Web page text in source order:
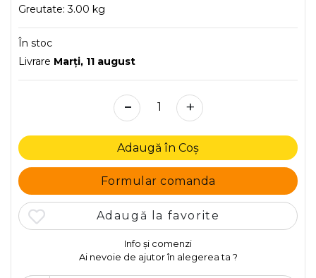
Greutate:3.00 kg
În stoc
Livrare Marţi, 11 august
- +
Adaugă în Coș
Formular comanda
Adaugă la favorite
Info și comenzi
Ai nevoie de ajutor în alegerea ta ?